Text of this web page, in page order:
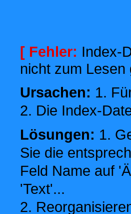
[ Fehler: Index-
nicht zum Lesen
Ursachen: 1.
2. Die Index-
Lösungen: 1.
Sie die
Feld Name auf
'Text'...
2.